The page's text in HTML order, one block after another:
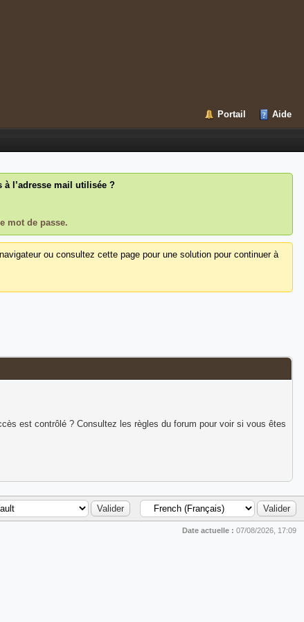
Portail Aide
à l’adresse mail utilisée ?
mot de passe.
ou consultez cette page pour une solution pour continuer à
est contrôlé ? Consultez les règles du forum pour voir si vous êtes
Date actuelle : 07/08/2026, 17:09